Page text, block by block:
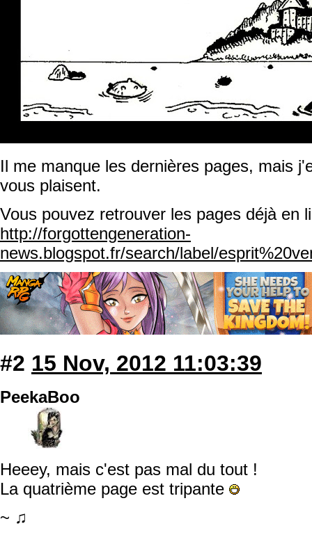
Il me manque les dernières pages, mais
vous plaisent.
Vous pouvez retrouver les pages déjà en
http://forgottengeneration-
news.blogspot.fr/search/label/
#2 15 Nov, 2012 11:03:39
PeekaBoo
Heeey, mais c'est pas mal du tout !
La quatrième page est tripante
~ ♫